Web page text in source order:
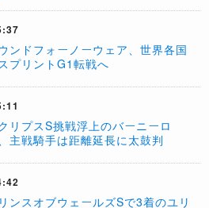
ンドフォーノーウェア、世界各国
プリントG1転戦へ
リプスS挑戦浮上のバーニーロ
主戦騎手は距離延長に太鼓判
ンスオブウェールズSで3着のユリ